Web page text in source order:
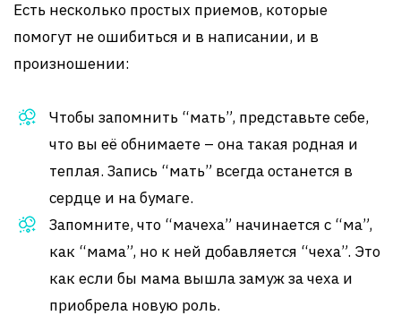
Есть несколько простых приемов, которые
помогут не ошибиться и в написании, и в
произношении:
Чтобы запомнить “мать”, представьте себе,
что вы её обнимаете – она такая родная и
теплая. Запись “мать” всегда останется в
сердце и на бумаге.
Запомните, что “мачеха” начинается с “ма”,
как “мама”, но к ней добавляется “чеха”. Это
как если бы мама вышла замуж за чеха и
приобрела новую роль.